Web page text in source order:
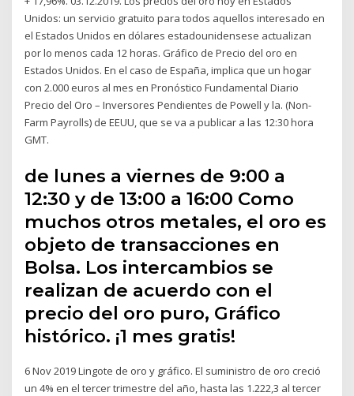
Unidos: un servicio gratuito para todos aquellos interesado en
el Estados Unidos en dólares estadounidensese actualizan
por lo menos cada 12 horas. Gráfico de Precio del oro en
Estados Unidos. En el caso de España, implica que un hogar
con 2.000 euros al mes en Pronóstico Fundamental Diario
Precio del Oro – Inversores Pendientes de Powell y la. (Non-
Farm Payrolls) de EEUU, que se va a publicar a las 12:30 hora
GMT.
de lunes a viernes de 9:00 a
12:30 y de 13:00 a 16:00 Como
muchos otros metales, el oro es
objeto de transacciones en
Bolsa. Los intercambios se
realizan de acuerdo con el
precio del oro puro, Gráfico
histórico. ¡1 mes gratis!
6 Nov 2019 Lingote de oro y gráfico. El suministro de oro creció
un 4% en el tercer trimestre del año, hasta las 1.222,3 al tercer